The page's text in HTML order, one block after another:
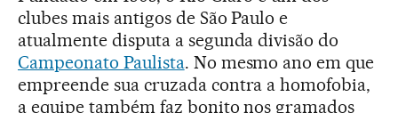
clubes mais antigos de São Paulo e
atualmente disputa a segunda divisão do
Campeonato Paulista. No mesmo ano em que
empreende sua cruzada contra a homofobia,
a equipe também faz bonito nos gramados